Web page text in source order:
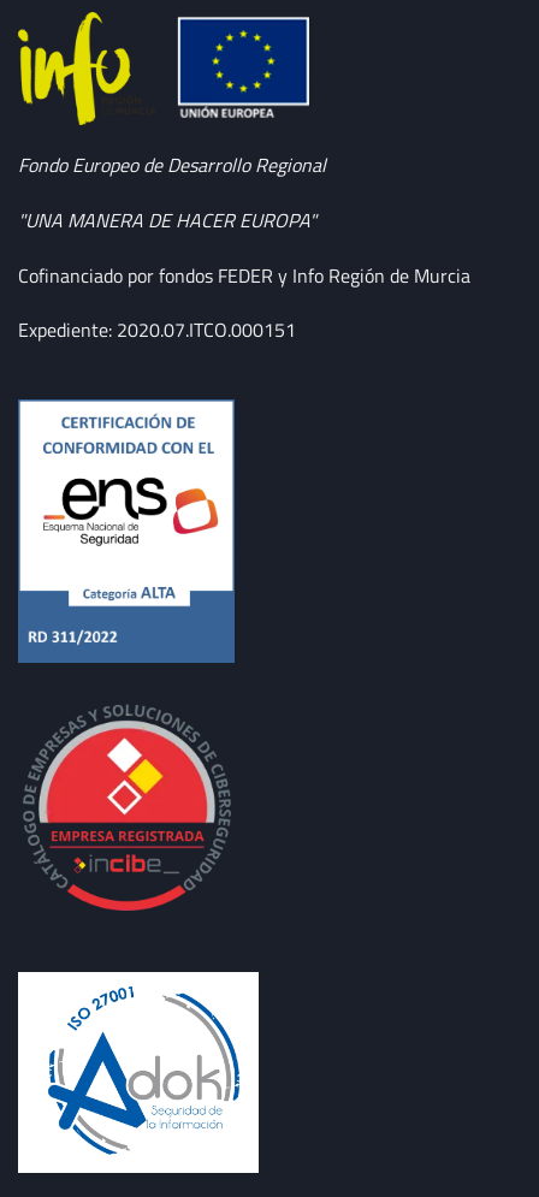
Fondo Europeo de Desarrollo Regional
"UNA MANERA DE HACER EUROPA"
Cofinanciado por fondos FEDER y Info Región de Murcia
Expediente: 2020.07.ITCO.000151